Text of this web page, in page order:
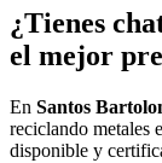
¿Tienes
el mejor
En Santos
reciclando metales
disponible y